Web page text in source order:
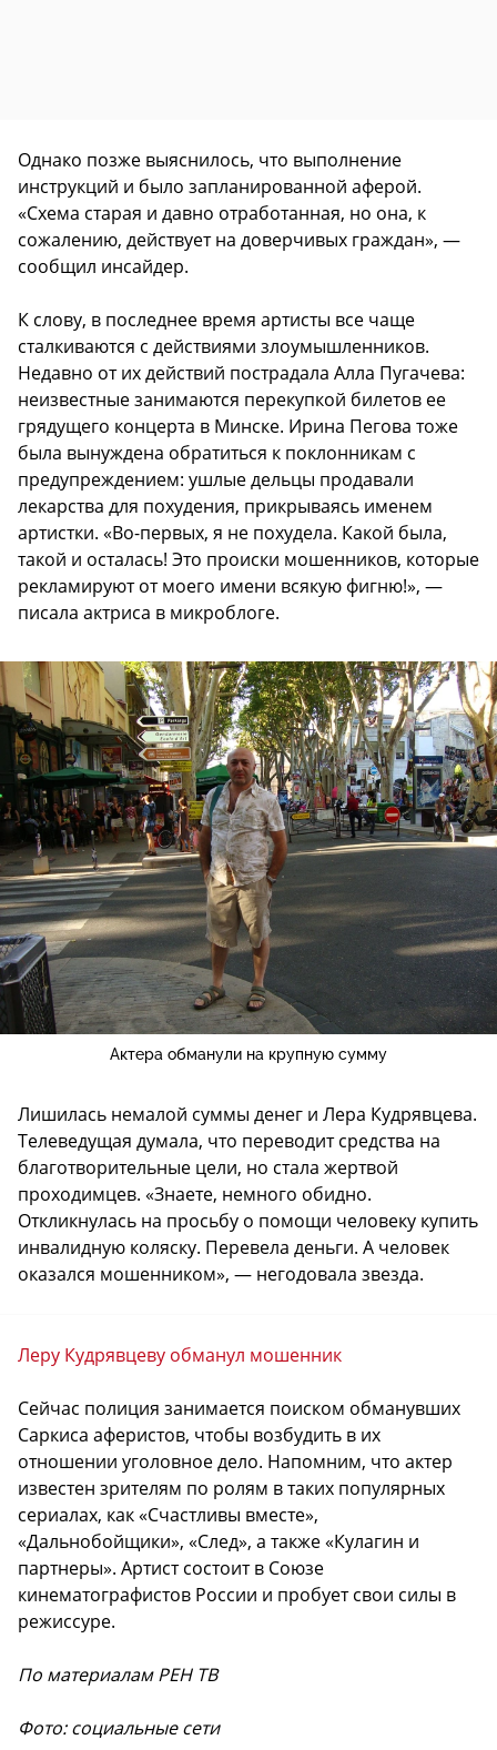
Однако позже выяснилось, что выполнение
инструкций и было запланированной аферой.
«Схема старая и давно отработанная, но она, к
сожалению, действует на доверчивых граждан», —
сообщил инсайдер.
К слову, в последнее время артисты все чаще
сталкиваются с действиями злоумышленников.
Недавно от их действий пострадала Алла Пугачева:
неизвестные занимаются перекупкой билетов ее
грядущего концерта в Минске. Ирина Пегова тоже
была вынуждена обратиться к поклонникам с
предупреждением: ушлые дельцы продавали
лекарства для похудения, прикрываясь именем
артистки. «Во-первых, я не похудела. Какой была,
такой и осталась! Это происки мошенников, которые
рекламируют от моего имени всякую фигню!», —
писала актриса в микроблоге.
Актера обманули на крупную сумму
Лишилась немалой суммы денег и Лера Кудрявцева.
Телеведущая думала, что переводит средства на
благотворительные цели, но стала жертвой
проходимцев. «Знаете, немного обидно.
Откликнулась на просьбу о помощи человеку купить
инвалидную коляску. Перевела деньги. А человек
оказался мошенником», — негодовала звезда.
Леру Кудрявцеву обманул мошенник
Сейчас полиция занимается поиском обманувших
Саркиса аферистов, чтобы возбудить в их
отношении уголовное дело. Напомним, что актер
известен зрителям по ролям в таких популярных
сериалах, как «Счастливы вместе»,
«Дальнобойщики», «След», а также «Кулагин и
партнеры». Артист состоит в Союзе
кинематографистов России и пробует свои силы в
режиссуре.
По материалам РЕН ТВ
Фото: социальные сети